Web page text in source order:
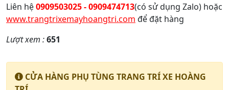
Liên hệ0909503025 - 0909474713(có sử dụng Zalo) hoặc
www.trangtrixemayhoangtri.com để đặt hàng
Lượt xem :651
CỬA HÀNG PHỤ TÙNG TRANG TRÍ XE HOÀNG